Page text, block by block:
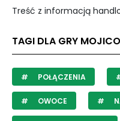
Treść z informacją
TAGI DLA GRY
POŁĄCZENIA
OWOCE